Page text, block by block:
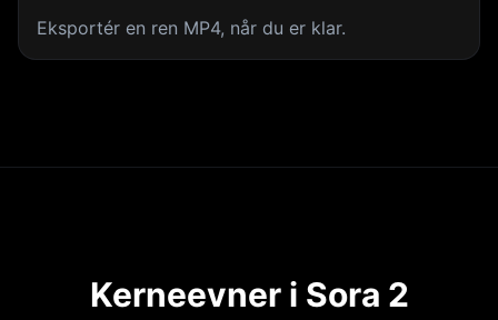
Eksportér en ren MP4, når du er klar.
Kerneevner i Sora 2